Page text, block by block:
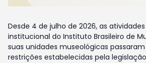
Desde 4 de julho de 2026, as
institucional do Instituto Brasileiro de
suas unidades museológicas
restrições estabelecidas pela